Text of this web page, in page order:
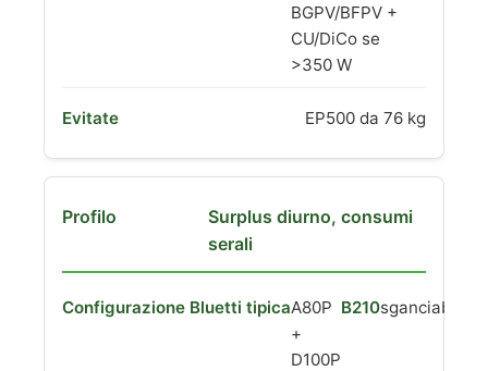
BGPV/BFPV +
CU/DiCo se
>350 W
EP500 da 76 kg
Surplus diurno, consumi
serali
A80P
+
D100P
B210sganciabile